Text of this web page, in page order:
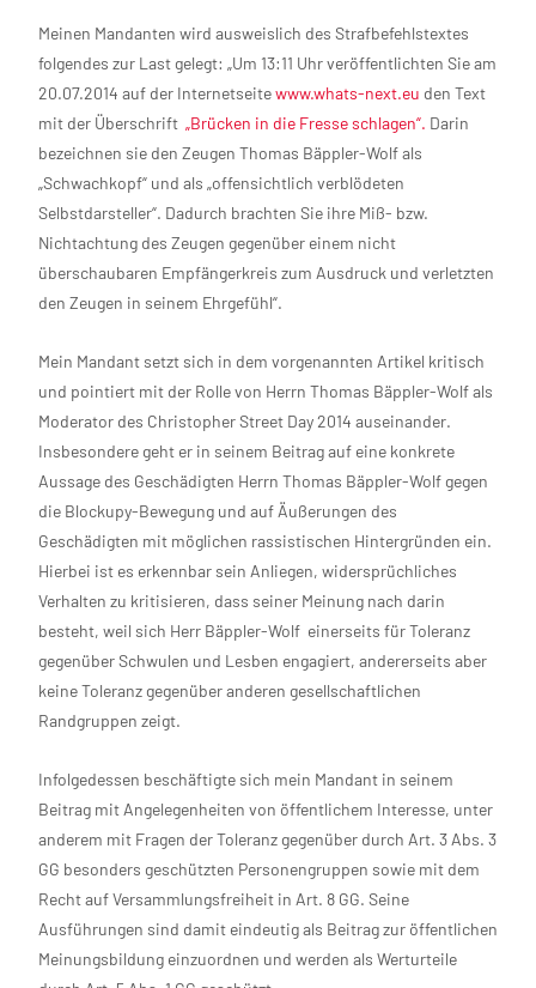
Meinen Mandanten wird ausweislich des Strafbefehlstextes
folgendes zur Last gelegt: „Um 13:11 Uhr veröffentlichten Sie am
20.07.2014 auf der Internetseitewww.whats-next.eu den Text
mit der Überschrift „Brücken in die Fresse schlagen“. Darin
bezeichnen sie den Zeugen Thomas Bäppler-Wolf als
„Schwachkopf“ und als „offensichtlich verblödeten
Selbstdarsteller“. Dadurch brachten Sie ihre Miß- bzw.
Nichtachtung des Zeugen gegenüber einem nicht
überschaubaren Empfängerkreis zum Ausdruck und verletzten
den Zeugen in seinem Ehrgefühl“.
Mein Mandant setzt sich in dem vorgenannten Artikel kritisch
und pointiert mit der Rolle von Herrn Thomas Bäppler-Wolf als
Moderator des Christopher Street Day 2014 auseinander.
Insbesondere geht er in seinem Beitrag auf eine konkrete
Aussage des Geschädigten Herrn Thomas Bäppler-Wolf gegen
die Blockupy-Bewegung und auf Äußerungen des
Geschädigten mit möglichen rassistischen Hintergründen ein.
Hierbei ist es erkennbar sein Anliegen, widersprüchliches
Verhalten zu kritisieren, dass seiner Meinung nach darin
besteht, weil sich Herr Bäppler-Wolf einerseits für Toleranz
gegenüber Schwulen und Lesben engagiert, andererseits aber
keine Toleranz gegenüber anderen gesellschaftlichen
Randgruppen zeigt.
Infolgedessen beschäftigte sich mein Mandant in seinem
Beitrag mit Angelegenheiten von öffentlichem Interesse, unter
anderem mit Fragen der Toleranz gegenüber durch Art. 3 Abs. 3
GG besonders geschützten Personengruppen sowie mit dem
Recht auf Versammlungsfreiheit in Art. 8 GG. Seine
Ausführungen sind damit eindeutig als Beitrag zur öffentlichen
Meinungsbildung einzuordnen und werden als Werturteile